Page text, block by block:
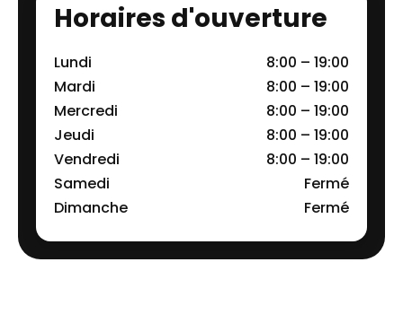
Horaires d'ouverture
Lundi
8:00 – 19:00
Mardi
8:00 – 19:00
Mercredi
8:00 – 19:00
Jeudi
8:00 – 19:00
Vendredi
8:00 – 19:00
Samedi
Fermé
Dimanche
Fermé